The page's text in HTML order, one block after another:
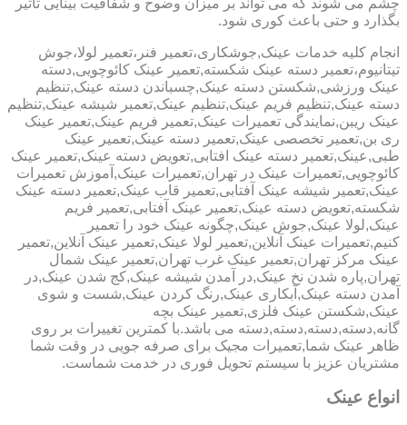
بگذارد و حتی باعث کوری شود.
انجام کلیه خدمات عینک,جوشکاری،تعمیر فنر،تعمیر لولا،جوش
تیتانیوم،تعمیر دسته عینک شکسته,تعمیر عینک کائوچویی,دسته
عینک ورزشی,شکستن دسته عینک,چسباندن دسته عینک,تنظیم
دسته عینک,تنظیم فریم عینک,تنظیم عینک,تعمیر شیشه عینک,تنظیم
عینک ریبن,نمایندگی تعمیرات عینک,تعمیر فریم عینک,تعمیر عینک
ری بن,تعمیر تخصصی عینک,تعمیر دسته عینک,تعمیر عینک
طبی,عینک,تعمیر دسته عینک افتابی,تعویض دسته عینک,تعمیر عینک
کائوچویی,تعمیرات عینک در تهران,تعمیرات عینک,آموزش تعمیرات
عینک,تعمیر شیشه عینک آفتابی,تعمیر قاب عینک,تعمیر دسته عینک
شکسته,تعویض دسته عینک,تعمیر عینک آفتابی,تعمیر فریم
عینک,لولا عینک,جوش عینک,چگونه عینک خود را تعمیر
کنیم,تعمیرات عینک آنلاین,تعمیر لولا عینک,تعمیر عینک آنلاین,تعمیر
عینک مرکز تهران,تعمیر عینک غرب تهران,تعمیر عینک شمال
تهران,پاره شدن نخ عینک,در آمدن شیشه عینک,کج شدن عینک,در
آمدن دسته عینک,آبکاری عینک,رنگ کردن عینک,شست و شوی
عینک,شکستن عینک فلزی,تعمیر عینک بچه
گانه,دسته,دسته,دسته,دسته می باشد.با کمترین تغییرات بر روی
ظاهر عینک شما,تعمیرات مجیک برای صرفه جویی در وقت شما
مشتریان عزیز با سیستم تحویل فوری در خدمت شماست.
انواع عینک